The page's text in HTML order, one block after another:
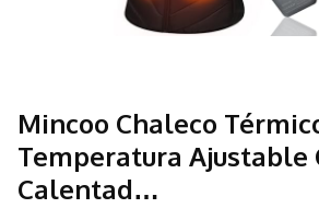
Mincoo Chaleco
Temperatura Ajustable
Calentad…